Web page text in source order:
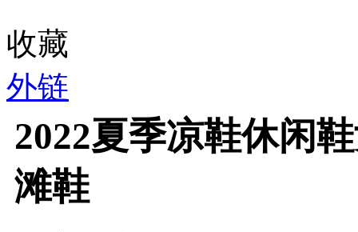
收藏
外链
2022夏季凉鞋休闲
滩鞋